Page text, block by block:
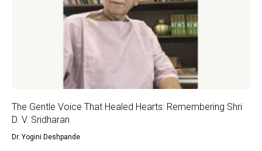
The Gentle Voice That Healed Hearts: Remembering Shri
D. V. Sridharan
Dr. Yogini Deshpande